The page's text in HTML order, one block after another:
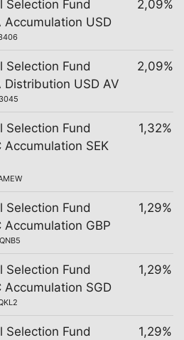
Selection Fund
USD
2,09%
Selection Fund
USD AV
2,09%
Selection Fund
SEK
1,32%
Selection Fund
GBP
1,29%
Selection Fund
SGD
1,29%
Selection Fund
1,29%